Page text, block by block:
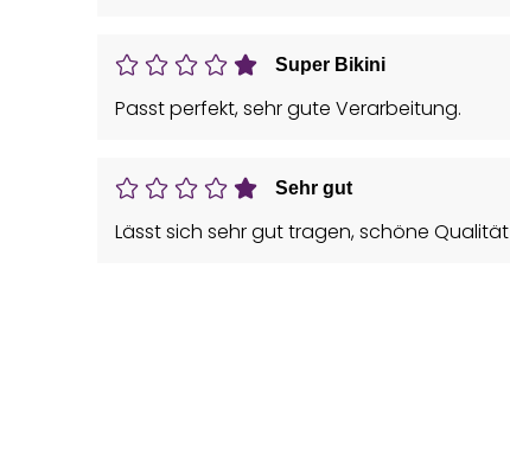
Super Bikini
Passt perfekt, sehr gute Verarbeitung.
Sehr gut
Lässt sich sehr gut tragen, schöne Qualität